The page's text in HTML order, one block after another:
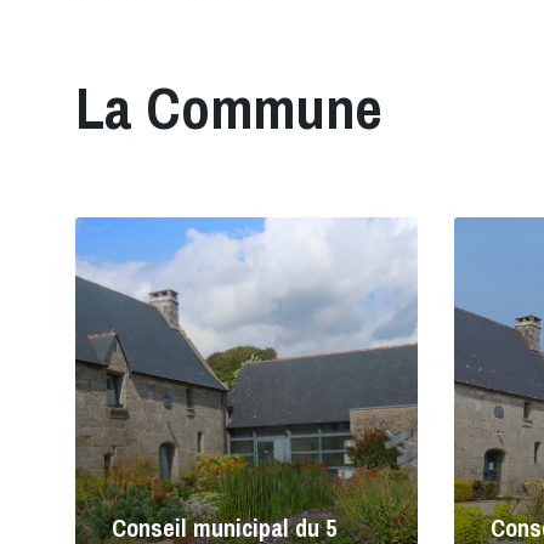
La Commune
Conseil municipal du 5
Lire
la
suite
Lire